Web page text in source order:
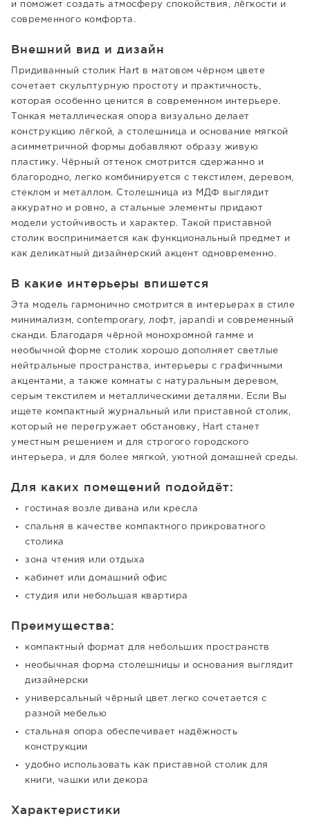
и поможет создать атмосферу спокойствия, лёгкости и
современного комфорта.
Внешний вид и дизайн
Придиванный столик Hart в матовом чёрном цвете
сочетает скульптурную простоту и практичность,
которая особенно ценится в современном интерьере.
Тонкая металлическая опора визуально делает
конструкцию лёгкой, а столешница и основание мягкой
асимметричной формы добавляют образу живую
пластику. Чёрный оттенок смотрится сдержанно и
благородно, легко комбинируется с текстилем, деревом,
стеклом и металлом. Столешница из МДФ выглядит
аккуратно и ровно, а стальные элементы придают
модели устойчивость и характер. Такой приставной
столик воспринимается как функциональный предмет и
как деликатный дизайнерский акцент одновременно.
В какие интерьеры впишется
Эта модель гармонично смотрится в интерьерах в стиле
минимализм, contemporary, лофт, japandi и современный
сканди. Благодаря чёрной монохромной гамме и
необычной форме столик хорошо дополняет светлые
нейтральные пространства, интерьеры с графичными
акцентами, а также комнаты с натуральным деревом,
серым текстилем и металлическими деталями. Если Вы
ищете компактный журнальный или приставной столик,
который не перегружает обстановку, Hart станет
уместным решением и для строгого городского
интерьера, и для более мягкой, уютной домашней среды.
Для каких помещений подойдёт:
гостиная возле дивана или кресла
спальня в качестве компактного прикроватного
столика
зона чтения или отдыха
кабинет или домашний офис
студия или небольшая квартира
Преимущества:
компактный формат для небольших пространств
необычная форма столешницы и основания выглядит
дизайнерски
универсальный чёрный цвет легко сочетается с
разной мебелью
стальная опора обеспечивает надёжность
конструкции
удобно использовать как приставной столик для
книги, чашки или декора
Характеристики